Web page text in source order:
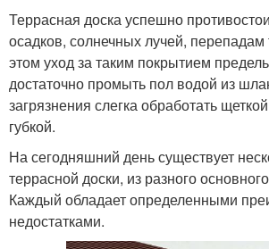
Террасная доска успешно
осадков, солнечных лучей,
этом уход за таким покрытием
достаточно промыть пол водой из
загрязнения слегка обработать
губкой.
На сегодняшний день существует
террасной доски, из разного
Каждый обладает определенными
недостатками.